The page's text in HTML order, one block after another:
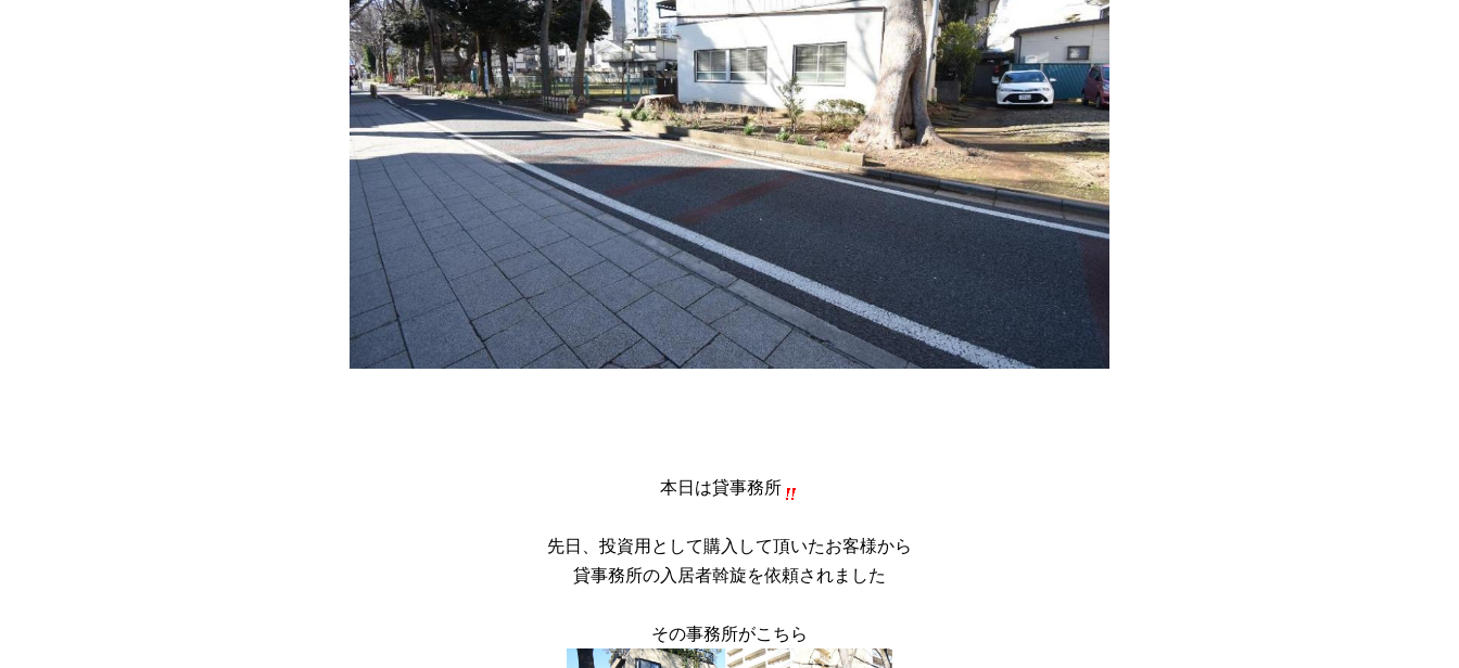
本日は貸事務所
先日、投資用として購入して頂いたお客様から
貸事務所の入居者斡旋を依頼されました
その事務所がこちら